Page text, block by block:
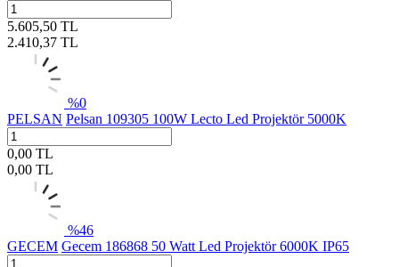
5.605,50 TL
2.410,37 TL
%0
PELSAN Pelsan 109305 100W Lecto Led Projektör 5000K
0,00 TL
0,00 TL
%46
GECEM Gecem 186868 50 Watt Led Projektör 6000K IP65